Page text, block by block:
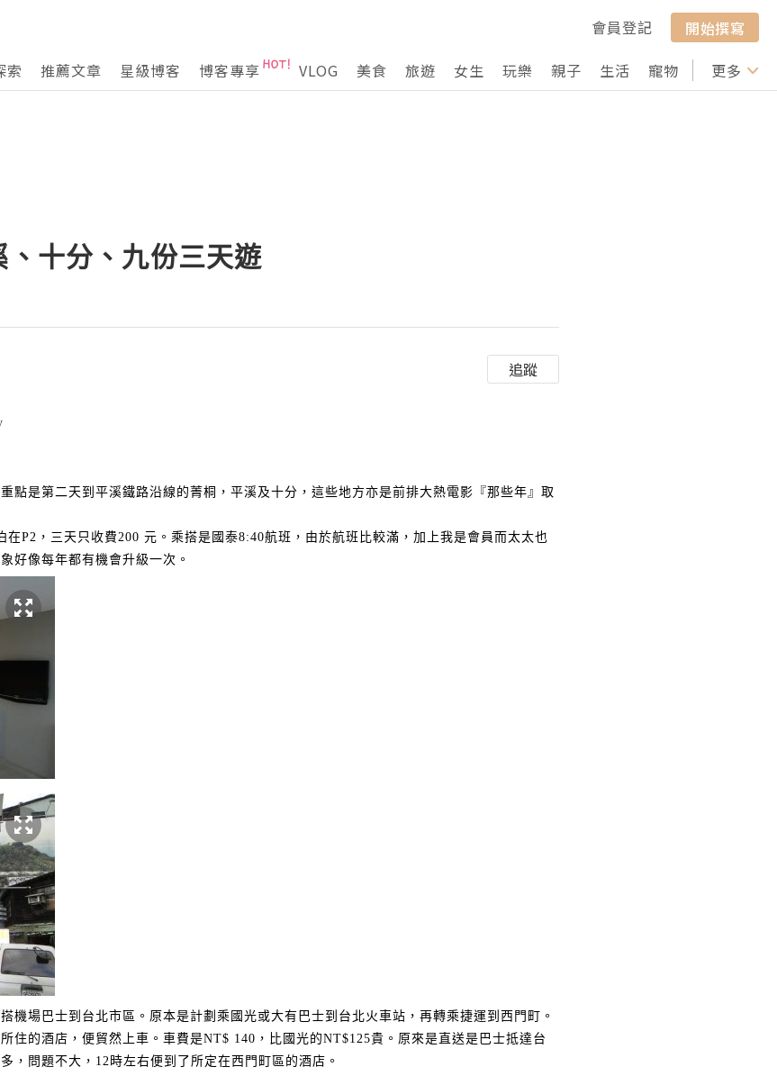
會員登記
開始撰寫
索 推薦文章 星級博客 博客專享 VLOG 美食 旅遊 女生 玩樂 親子 生活 寵物 行山 打卡
更多
十分、九份三天遊
追蹤
點是第二天到平溪鐵路沿線的菁桐，平溪及十分，這些地方亦是前排大熱電影『那些年』取
在P2 ，三天只收費200 元。乘搭是國泰8:40航班，由於航班比較滿，加上我是會員而太太也
好像每年都有機會升級一次。
機場巴士到台北市區。原本是計劃乘國光或大有巴士到台北火車站，再轉乘捷運到西門町。
住的酒店，便貿然上車。車費是NT$ 140 ，比國光的NT$125貴。原來是直送是巴士抵達台
，問題不大， 12 時左右便到了所定在西門町區的酒店。